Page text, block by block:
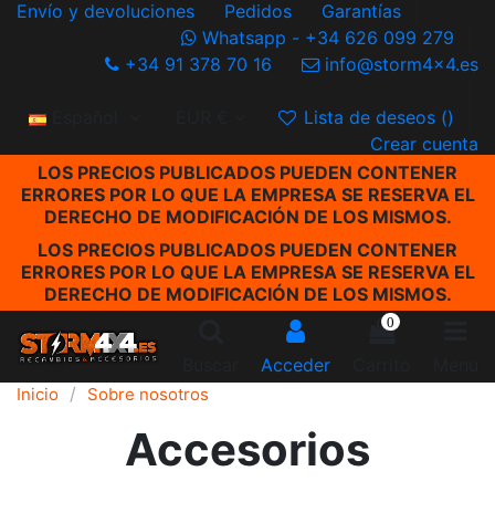
Envío y devoluciones Pedidos
Garantías
Whatsapp - +34 626 099 279
+34 91 378 70 16
info@storm4x4.es
Español Lista de deseos ()
Crear cuenta
LOS PRECIOS PUBLICADOS PUEDEN CONTENER
ERRORES POR LO QUE LA EMPRESA SE RESERVA EL
DERECHO DE MODIFICACIÓN DE LOS MISMOS.
LOS PRECIOS PUBLICADOS PUEDEN CONTENER
ERRORES POR LO QUE LA EMPRESA SE RESERVA EL
DERECHO DE MODIFICACIÓN DE LOS MISMOS.
Acceder
0
Inicio Sobre nosotros
Accesorios